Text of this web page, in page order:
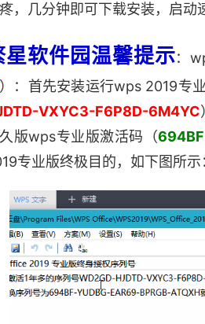
，几分钟即可下载安装，启动
星软件园温馨提示：
）：首先安装运行wps 2019专
VXYC3-F6P8D-6M4YC
版wps专业版激活码（
专业版终极目的，如下图所示